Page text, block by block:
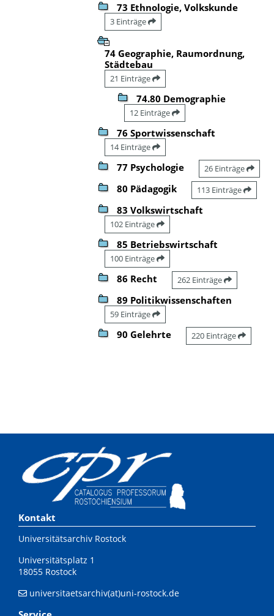
73 Ethnologie, Volkskunde
3 Einträge
74 Geographie, Raumordnung,
Städtebau
21 Einträge
74.80 Demographie
12 Einträge
76 Sportwissenschaft
14 Einträge
77 Psychologie 26 Einträge
80 Pädagogik 113 Einträge
83 Volkswirtschaft
102 Einträge
85 Betriebswirtschaft
100 Einträge
86 Recht 262 Einträge
89 Politikwissenschaften
59 Einträge
90 Gelehrte 220 Einträge
Kontakt
Universitätsarchiv Rostock
Universitätsplatz 1
18055 Rostock
universitaetsarchiv(at)uni-rostock.de